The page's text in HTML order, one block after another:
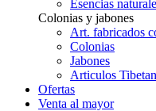
Esencias
Colonias y jabones
Art. fabricados
Colonias
Jabones
Articulos
Ofertas
Venta al mayor